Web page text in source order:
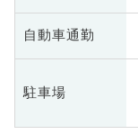
自動車通勤
駐車場